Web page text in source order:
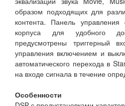
образом подходящих для
контента. Панель
корпуса для удобного
предусмотрены триггерный
управления включением и
автоматического перехода в
на входе сигнала в течение
Особенности